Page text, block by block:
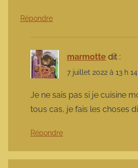
Répondre
marmotte dit :
7 juillet 2022 à 13 h
Je ne sais pas si je cuisine
tous cas, je fais les choses
Répondre